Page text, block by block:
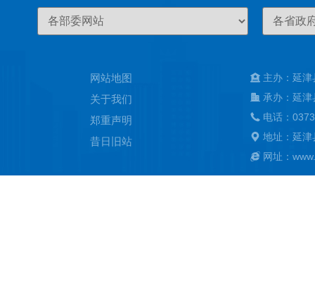
网站地图
关于我们
郑重声明
昔日旧站
主办：延
承办：延
电话：
地址：延
网址：